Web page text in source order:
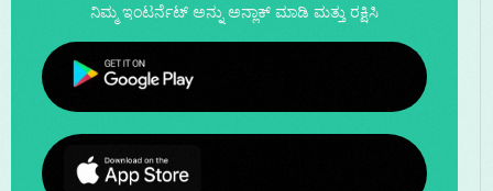
ನಿಮ್ಮ ಇಂಟರ್ನೆಟ್ ಅನ್ನು ಅನ್ಲಾಕ್ ಮಾಡಿ ಮತ್ತು ರಕ್ಷಿಸಿ